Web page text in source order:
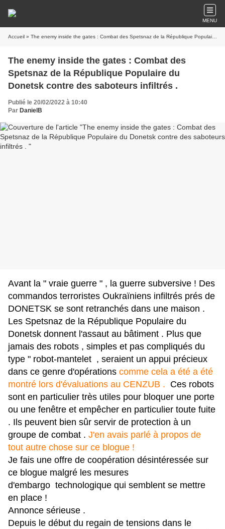
MENU
Accueil » The enemy inside the gates : Combat des Spetsnaz de la République Populaire du Donetsk contre des saboteurs infiltrés .
The enemy inside the gates : Combat des
Spetsnaz de la République Populaire du
Donetsk contre des saboteurs infiltrés .
Publié le 20/02/2022 à 10:40
Par DanielB
Avant la " vraie guerre " , la guerre subversive ! Des
commandos terroristes Oukraïniens infiltrés prés de
DONETSK se sont retranchés dans une maison .
Les Spetsnaz de la République Populaire du
Donetsk donnent l'assaut au bâtiment . Plus que
jamais des robots , simples et pas compliqués du
type " robot-mantelet , seraient un appui précieux
dans ce genre d'opérations comme cela a été a été
montré lors d'évaluations au CENZUB . Ces robots
sont en particulier très utiles pour bloquer une porte
ou une fenêtre et empêcher en particulier toute fuite
. Ils peuvent bien sûr servir de protection à un
groupe de combat . J'en avais parlé à propos de
tout autre chose sur ce blogue !
Je fais une offre de coopération désintéressée sur
ce blogue malgré les mesures
d'embargo technologique qui semblent se mettre
en place !
Annonce sérieuse .
Depuis le début du regain de tensions dans le